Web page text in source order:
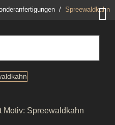

Spreewaldkahn
Motiv: Spreewaldkahn